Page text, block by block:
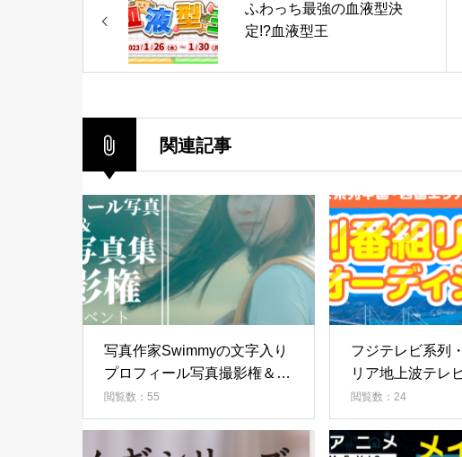
ふわっち最強の血液型決
定!?血液型王
関連記事
写真作家Swimmyの文字入り
プロフィール写真撮影権＆ミ
ニ写真集プレゼントイベン
ト！2
閲覧数：55
フジテレビ系列
リア地上波テレ
別番組リポータ
ョン！
閲覧数：24